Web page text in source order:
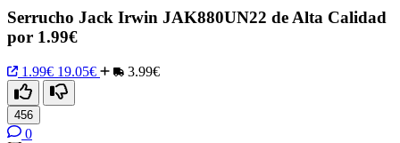
Serrucho Jack Irwin JAK880UN22 de Alta Calidad
por 1.99€
1.99€ 19.05€ 3.99€
456
0